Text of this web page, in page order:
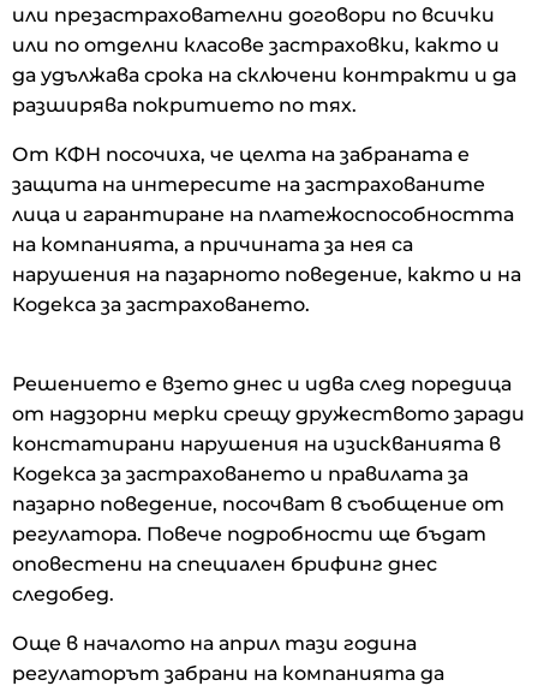
или презастрахователни договори по всички
или по отделни класове застраховки, както и
да удължава срока на сключени контракти и да
разширява покритието по тях.
От КФН посочиха, че целта на забраната е
защита на интересите на застрахованите
лица и гарантиране на платежоспособността
на компанията, а причината за нея са
нарушения на пазарното поведение, както и на
Кодекса за застраховането.
Решението е взето днес и идва след поредица
от надзорни мерки срещу дружеството заради
констатирани нарушения на изискванията в
Кодекса за застраховането и правилата за
пазарно поведение, посочват в съобщение от
регулатора. Повече подробности ще бъдат
оповестени на специален брифинг днес
следобед.
Още в началото на април тази година
регулаторът забрани на компанията да